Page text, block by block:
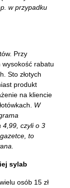
w przypadku
Przy
wysokość rabatu
Sto złotych
produkt
na kliencie
W
4,99, czyli o 3
to
sylab
osób 15 zł